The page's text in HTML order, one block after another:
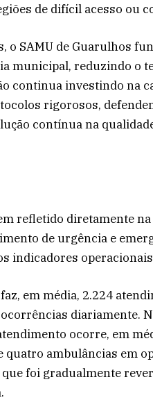
de difícil acesso ou
o SAMU de Guarulhos
municipal, reduzindo o
continua investindo na
rigorosos,
contínua na
refletido diretamente
de urgência e
indicadores
em média, 2.224
diariamente.
ocorre, em
ambulâncias em
foi gradualmente